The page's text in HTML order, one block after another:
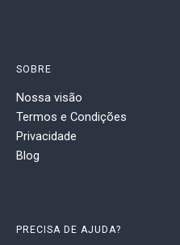
SOBRE
Nossa visão
Termos e Condições
Privacidade
Blog
PRECISA DE AJUDA?